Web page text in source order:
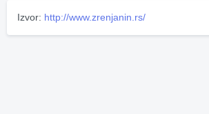
Izvor: http://www.zrenjanin.rs/